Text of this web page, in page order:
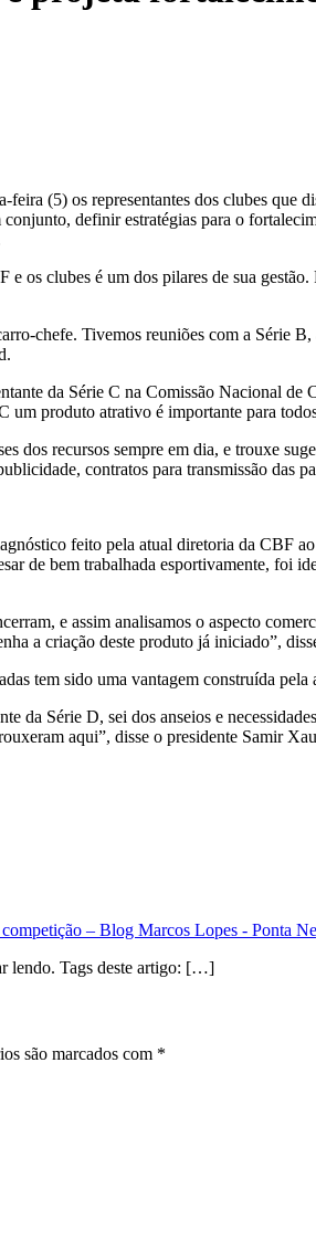
(5) os representantes dos clubes
definir estratégias para o
os clubes é um dos pilares de sua
chefe. Tivemos reuniões com a Série
da Série C na Comissão Nacional
um produto atrativo é importante para
dos recursos sempre em dia, e trouxe
contratos para transmissão das
feito pela atual diretoria da CBF
de bem trabalhada esportivamente,
e assim analisamos o aspecto
a criação deste produto já iniciado”,
tem sido uma vantagem construída
da Série D, sei dos anseios e
aqui”, disse o presidente Samir
– Blog Marcos Lopes - Ponta
lendo. Tags deste artigo: […]
são marcados com *